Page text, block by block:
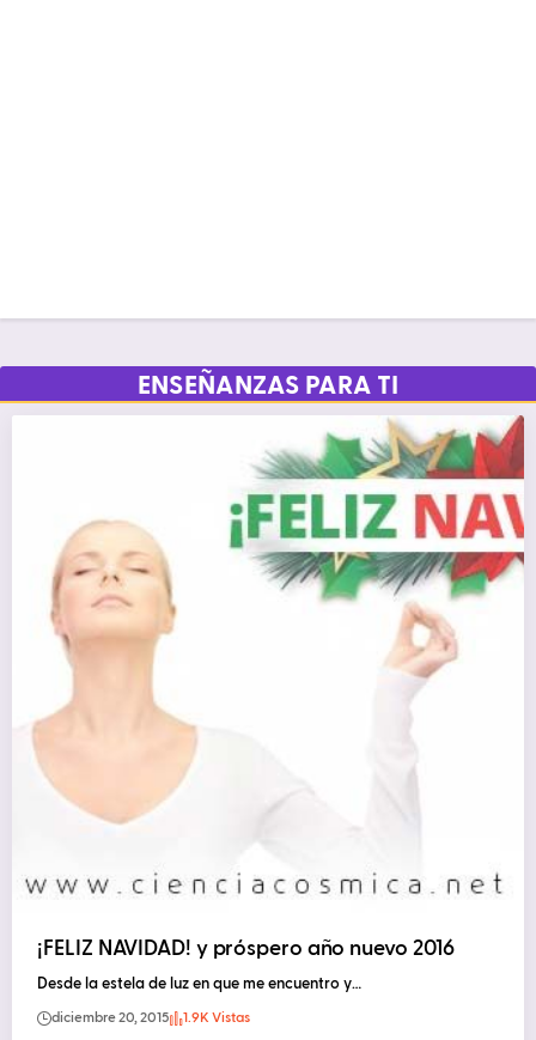
ENSEÑANZAS PARA TI
¡FELIZ NAVIDAD! y próspero año nuevo 2016
Desde la estela de luz en que me encuentro y…
diciembre 20, 2015 1.9K Vistas